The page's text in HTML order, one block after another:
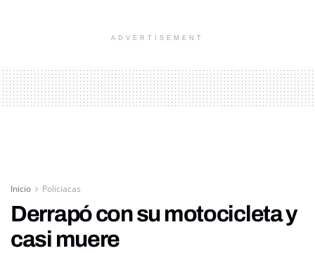
ADVERTISEMENT
Inicio Policiacas
Derrapó con su motocicleta y
casi muere